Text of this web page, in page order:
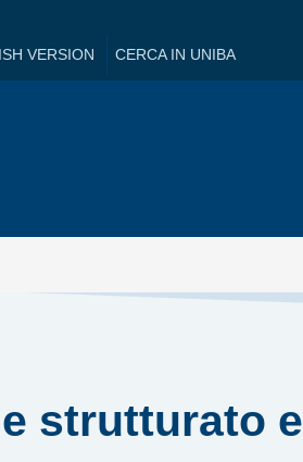
VERSION CERCA IN UNIBA
strutturato e